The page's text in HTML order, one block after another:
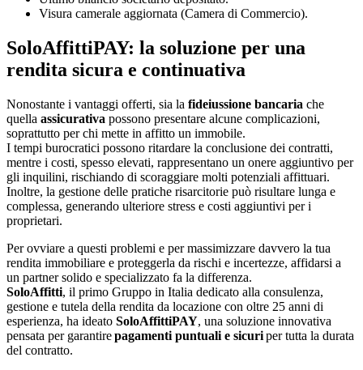
Visura camerale aggiornata (Camera di Commercio).
SoloAffittiPAY: la soluzione per una
rendita sicura e continuativa
Nonostante i vantaggi offerti, sia la fideiussione bancaria che
quella assicurativa possono presentare alcune complicazioni,
soprattutto per chi mette in affitto un immobile.
I tempi burocratici possono ritardare la conclusione dei contratti,
mentre i costi, spesso elevati, rappresentano un onere aggiuntivo per
gli inquilini, rischiando di scoraggiare molti potenziali affittuari.
Inoltre, la gestione delle pratiche risarcitorie può risultare lunga e
complessa, generando ulteriore stress e costi aggiuntivi per i
proprietari.
Per ovviare a questi problemi e per massimizzare davvero la tua
rendita immobiliare e proteggerla da rischi e incertezze, affidarsi a
un partner solido e specializzato fa la differenza.
SoloAffitti, il primo Gruppo in Italia dedicato alla consulenza,
gestione e tutela della rendita da locazione con oltre 25 anni di
esperienza, ha ideato SoloAffittiPAY, una soluzione innovativa
pensata per garantirepagamenti puntuali e sicuriper tutta la durata
del contratto.